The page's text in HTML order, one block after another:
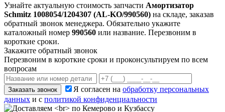
Узнайте актуальную стоимость запчасти Амортизатор
Schmitz 1008054/1204307 (AL-KO/990560) на складе, заказав
обратный звонок менеджера. Обязательно укажите
каталожный номер 990560 или название. Перезвоним в
короткие сроки.
Закажите обратный звонок
Перезвоним в короткие сроки и проконсультируем по всем
вопросам
Заказать звонок Я согласен на обработку персональных
данных и с политикой конфиденциальности